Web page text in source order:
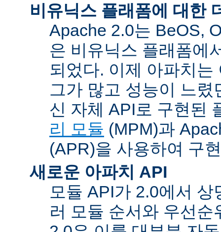
비유닉스 플래폼에 대한
Apache 2.0는 BeOS,
은 비유닉스 플래폼에
되었다. 이제 아파치
그가 많고 성능이 느
신 자체 API로 구현된
리 모듈 (MPM)과
(APR)을 사용하여 구
새로운 아파치 API
모듈 API가 2.0에서
러 모듈 순서와 우선